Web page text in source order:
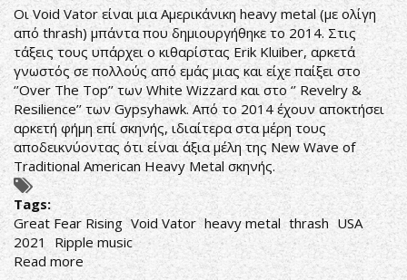
Οι Void Vator είναι μια Αμερικάνικη heavy metal (με ολίγη
από thrash) μπάντα που δημιουργήθηκε το 2014. Στις
τάξεις τους υπάρχει ο κιθαρίστας Erik Kluiber, αρκετά
γνωστός σε πολλούς από εμάς μιας και είχε παίξει στο
‘’Over The Top’’ των White Wizzard και στο ‘’ Revelry &
Resilience’’ των Gypsyhawk. Από το 2014 έχουν αποκτήσει
αρκετή φήμη επί σκηνής, ιδιαίτερα στα μέρη τους
αποδεικνύοντας ότι είναι άξια μέλη της New Wave of
Traditional American Heavy Metal σκηνής.
Tags:
Great Fear Rising Void Vator heavy metal thrash USA
2021
Ripple music
Read more about